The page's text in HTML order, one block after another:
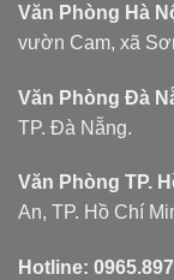
Văn Phòng Hà
vườn Cam, xã
Văn Phòng Đà
TP. Đà Nẵng.
Văn Phòng TP.
An, TP. Hồ Chí
Hotline: